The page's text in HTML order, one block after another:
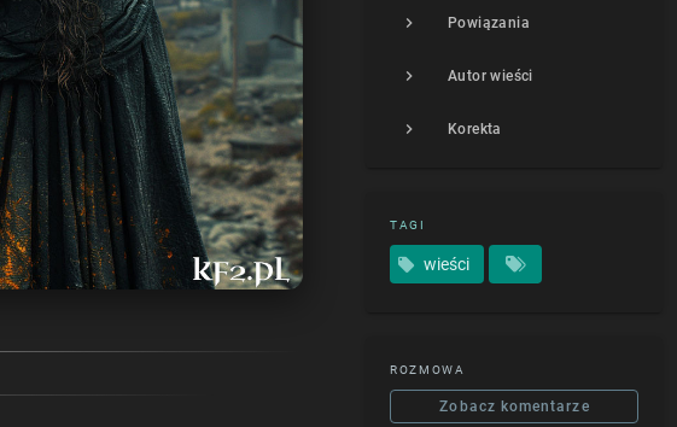
Powiązania
Autor wieści
Korekta
TAGI
wieści
ROZMOWA
Zobacz komentarze